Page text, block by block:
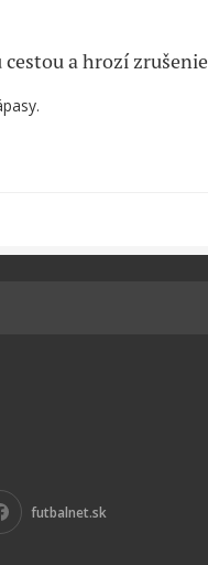
a hrozí zrušenie
futbalnet.sk